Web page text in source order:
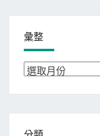
彙整
彙